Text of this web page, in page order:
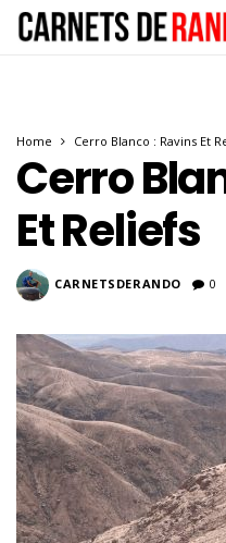
Home Cerro Blanco : Ravins Et
Cerro
Et Reliefs
CARNETSDERANDO 0